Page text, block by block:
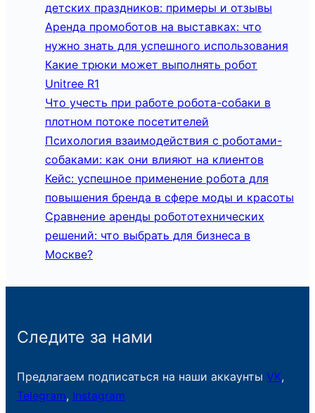
детских праздников: примеры и отзывы
Аренда промоботов на выставках: что
нужно знать для успешного использования
Какие трюки может выполнять робот
Unitree R1
Что учесть при работе робота-собаки в
плотном потоке посетителей
Психология взаимодействия с роботами-
собаками: как они влияют на клиентов
Кейс: успешное применение робота для
повышения бренда в сфере моды и красоты
Сравнение аренды робототехнических
решений: что выбрать для бизнеса в
Москве?
Следите за нами
Предлагаем подписаться на наши аккаунты VK,
Telegram, Instagram